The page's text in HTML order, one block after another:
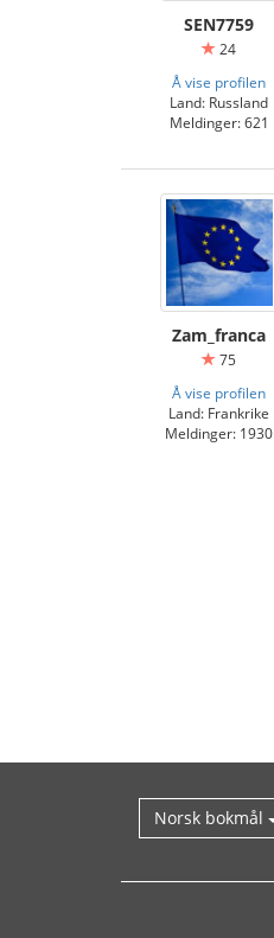
SEN7759
24
Å vise profilen
Land: Russland
Meldinger: 621
Zam_franca
75
Å vise profilen
Land: Frankrike
Meldinger: 1930
Norsk bokmål